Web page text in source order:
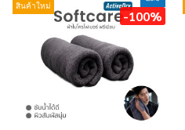
สินค้าใหม่
-100%